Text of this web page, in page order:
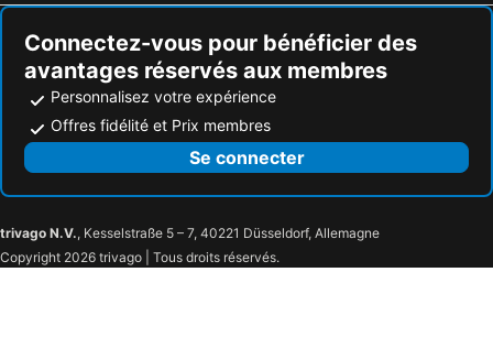
Connectez-vous pour bénéficier des
avantages réservés aux membres
Personnalisez votre expérience
Offres fidélité et Prix membres
Se connecter
trivago N.V., Kesselstraße 5 – 7, 40221 Düsseldorf, Allemagne
Copyright 2026 trivago | Tous droits réservés.